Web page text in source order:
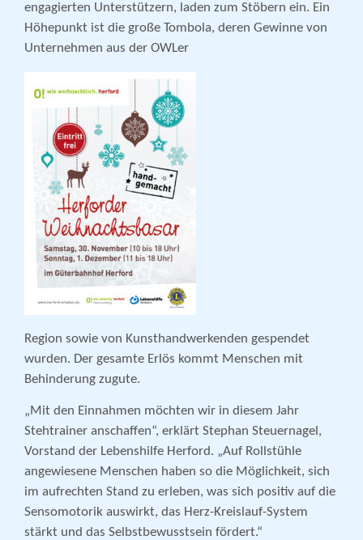
engagierten Unterstützern, laden zum Stöbern ein. Ein
Höhepunkt ist die große Tombola, deren Gewinne von
Unternehmen aus der OWLer
Region sowie von Kunsthandwerkenden gespendet
wurden. Der gesamte Erlös kommt Menschen mit
Behinderung zugute.
„Mit den Einnahmen möchten wir in diesem Jahr
Stehtrainer anschaffen“, erklärt Stephan Steuernagel,
Vorstand der Lebenshilfe Herford. „Auf Rollstühle
angewiesene Menschen haben so die Möglichkeit, sich
im aufrechten Stand zu erleben, was sich positiv auf die
Sensomotorik auswirkt, das Herz-Kreislauf-System
stärkt und das Selbstbewusstsein fördert.“